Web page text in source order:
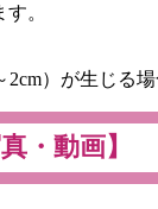
。
）が生じる場
・動画】